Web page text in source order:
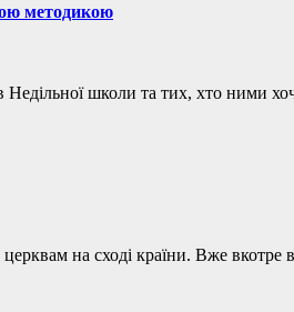
методикою
Недільної школи та тих, хто ними
на сході країни. Вже